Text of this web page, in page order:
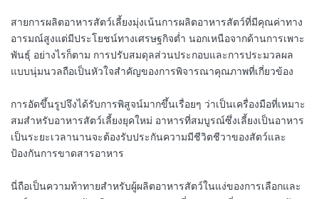
สายการผลิตอาหารสัตว์เลี้ยงมุ่งเน้นการผลิตอาหารสัตว์ที่มีคุณค่าทาง
อารมณ์สูงแต่มีประโยชน์ทางเศรษฐกิจต่ำ นอกเหนือจากด้านการเพาะ
พันธุ์ อย่างไรก็ตาม การปรับสมดุลส่วนประกอบและการประมวลผล
แบบนุ่มนวลถือเป็นหัวใจสำคัญของการพิจารณาคุณภาพที่เกี่ยวข้อง
การอัดขึ้นรูปจึงได้รับการพิสูจน์มากขึ้นเรื่อยๆ ว่าเป็นเครื่องมือที่เหมาะ
สมสำหรับอาหารสัตว์เลี้ยงยุคใหม่ อาหารที่สมบูรณ์ซึ่งเลี้ยงเป็นอาหาร
เป็นระยะเวลานานจะต้องรับประกันความมีชีวิตชีวาของสัตว์และ
ป้องกันการขาดสารอาหาร
นี่ถือเป็นความท้าทายสำหรับผู้ผลิตอาหารสัตว์ในแง่ของการเลือกและ